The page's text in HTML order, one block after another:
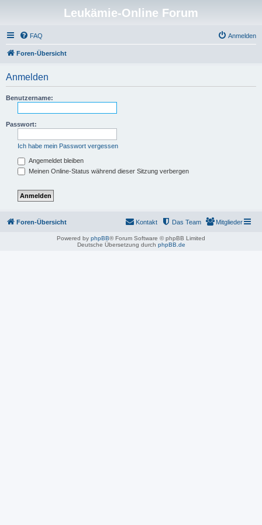
Leukämie-Online Forum
FAQ Anmelden
Foren-Übersicht
Anmelden
Benutzername:
Passwort:
Ich habe mein Passwort vergessen
Angemeldet bleiben
Meinen Online-Status während dieser Sitzung verbergen
Foren-Übersicht Mitglieder
Das Team
Kontakt
Powered by phpBB® Forum Software © phpBB Limited
Deutsche Übersetzung durch phpBB.de